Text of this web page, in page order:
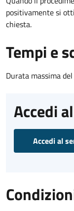
positivamente si
chiesta.
Tempi e
Durata massima
Accedi
Accedi al